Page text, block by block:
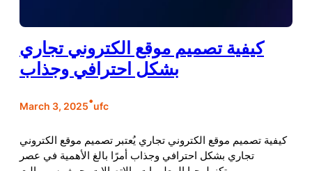
كيفية تصميم موقع الكتروني تجاري
بشكل احترافي وجذاب
March 3, 2025•ufc
كيفية تصميم موقع الكتروني تجاري يُعتبر تصميم موقع الكتروني
تجاري بشكل احترافي وجذاب أمرًا بالغ الأهمية في عصر